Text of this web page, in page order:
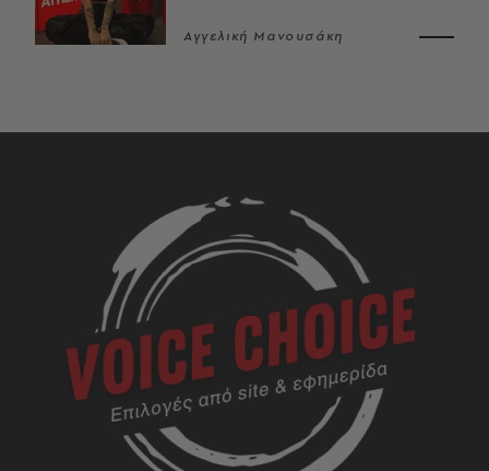
Αγγελική Μανουσάκη